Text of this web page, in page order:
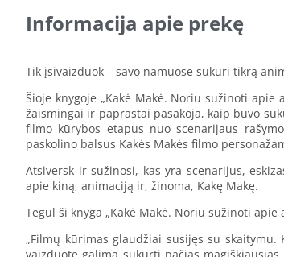
Informacija apie prekę
Tik įsivaizduok – savo namuose sukuri tikrą
Šioje knygoje „Kakė Makė. Noriu sužinoti apie
žaismingai ir paprastai pasakoja, kaip buvo
filmo kūrybos etapus nuo scenarijaus
paskolino balsus Kakės Makės filmo
Atsiversk ir sužinosi, kas yra scenarijus,
apie kiną, animaciją ir, žinoma, Kakę Makę.
Tegul ši knyga „Kakė Makė. Noriu sužinoti
„Filmų kūrimas glaudžiai susijęs su